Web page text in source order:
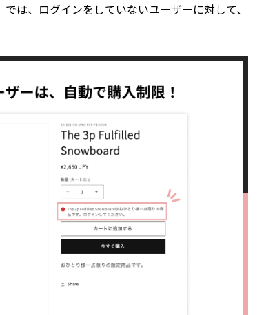
は、ログインをしていないユーザーに対して、